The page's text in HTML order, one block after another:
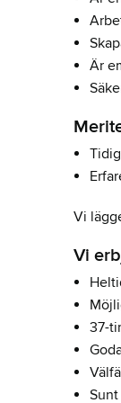
Är
Vi
Vi
37-